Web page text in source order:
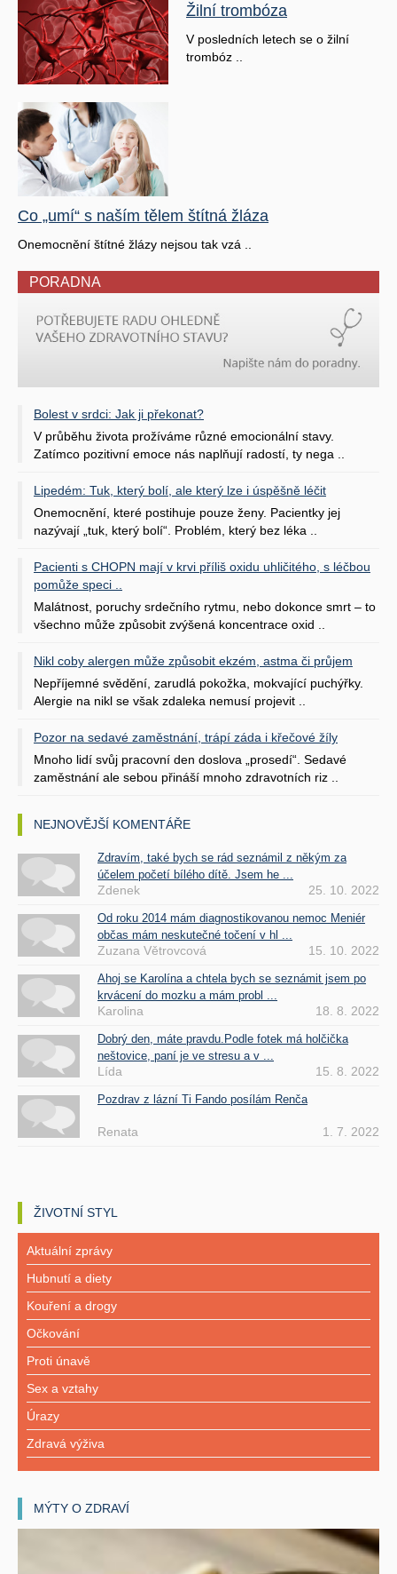
Žilní trombóza
V posledních letech se o žilní
trombóz ..
Co „umí“ s naším tělem štítná žláza
Onemocnění štítné žlázy nejsou tak vzá ..
PORADNA
Bolest v srdci: Jak ji překonat?
V průběhu života prožíváme různé emocionální stavy.
Zatímco pozitivní emoce nás naplňují radostí, ty nega ..
Lipedém: Tuk, který bolí, ale který lze i úspěšně léčit
Onemocnění, které postihuje pouze ženy. Pacientky jej
nazývají „tuk, který bolí“. Problém, který bez léka ..
Pacienti s CHOPN mají v krvi příliš oxidu uhličitého, s léčbou
pomůže speci ..
Malátnost, poruchy srdečního rytmu, nebo dokonce smrt – to
všechno může způsobit zvýšená koncentrace oxid ..
Nikl coby alergen může způsobit ekzém, astma či průjem
Nepříjemné svědění, zarudlá pokožka, mokvající puchýřky.
Alergie na nikl se však zdaleka nemusí projevit ..
Pozor na sedavé zaměstnání, trápí záda i křečové žíly
Mnoho lidí svůj pracovní den doslova „prosedí“. Sedavé
zaměstnání ale sebou přináší mnoho zdravotních riz ..
NEJNOVĚJŠÍ KOMENTÁŘE
Zdravím, také bych se rád seznámil z někým za
účelem početí bílého dítě. Jsem he ...
Zdenek 25. 10. 2022
Od roku 2014 mám diagnostikovanou nemoc Meniér
občas mám neskutečné točení v hl ...
Zuzana Větrovcová 15. 10. 2022
Ahoj se Karolína a chtela bych se seznámit jsem po
krvácení do mozku a mám probl ...
Karolina 18. 8. 2022
Dobrý den, máte pravdu.Podle fotek má holčička
neštovice, paní je ve stresu a v ...
Lída 15. 8. 2022
Pozdrav z lázní Ti Fando posílám Renča
Renata 1. 7. 2022
ŽIVOTNÍ STYL
Aktuální zprávy
Hubnutí a diety
Kouření a drogy
Očkování
Proti únavě
Sex a vztahy
Úrazy
Zdravá výživa
MÝTY O ZDRAVÍ